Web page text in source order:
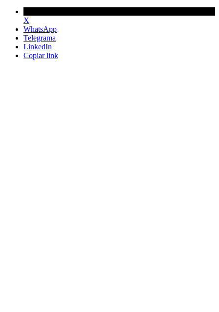
X
WhatsApp
Telegrama
LinkedIn
Copiar link